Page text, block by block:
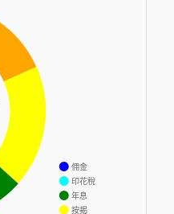
按揭
年息
印花稅
佣金